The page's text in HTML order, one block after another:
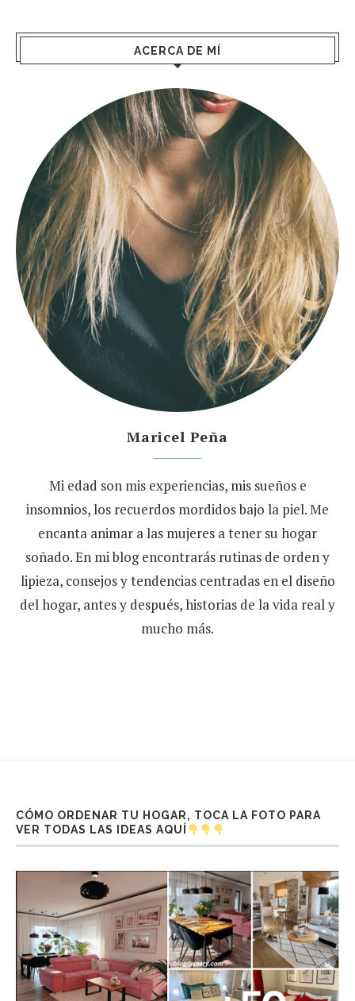
ACERCA DE MÍ
Maricel Peña
Mi edad son mis experiencias, mis sueños e
insomnios, los recuerdos mordidos bajo la piel. Me
encanta animar a las mujeres a tener su hogar
soñado. En mi blog encontrarás rutinas de orden y
lipieza, consejos y tendencias centradas en el diseño
del hogar, antes y después, historias de la vida real y
mucho más.
CÓMO ORDENAR TU HOGAR, TOCA LA FOTO PARA
VER TODAS LAS IDEAS AQUÍ